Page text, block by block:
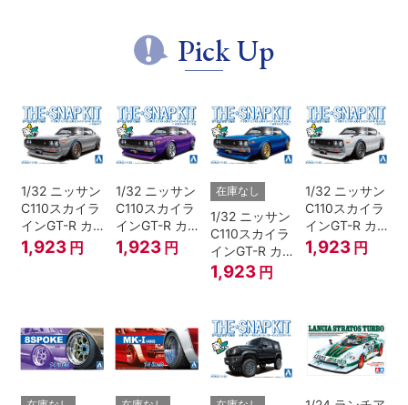
Pick Up
1/32 ニッサン
C110スカイラ
インGT-R カ
スタム(シルバ
ー)
1,923 円
1/32 ニッサン
C110スカイラ
インGT-R カ
スタム(メタリ
ックパープル)
1,923 円
在庫なし
1/32 ニッサン
C110スカイラ
インGT-R カ
スタム(メタリ
ックブルー)
1,923 円
1/32 ニッサン
C110スカイラ
インGT-R カ
スタム(ホワイ
ト)
1,923 円